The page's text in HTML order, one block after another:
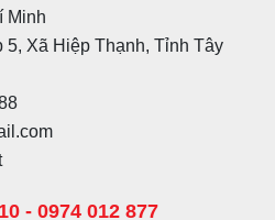
Minh
Xã Hiệp Thạnh, Tỉnh Tây
- 0974 012 877